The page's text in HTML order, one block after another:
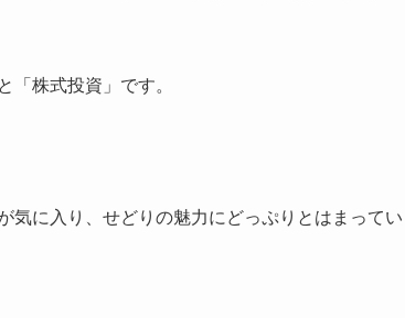
「株式投資」です。
気に入り、せどりの魅力にどっぷりとはまってい